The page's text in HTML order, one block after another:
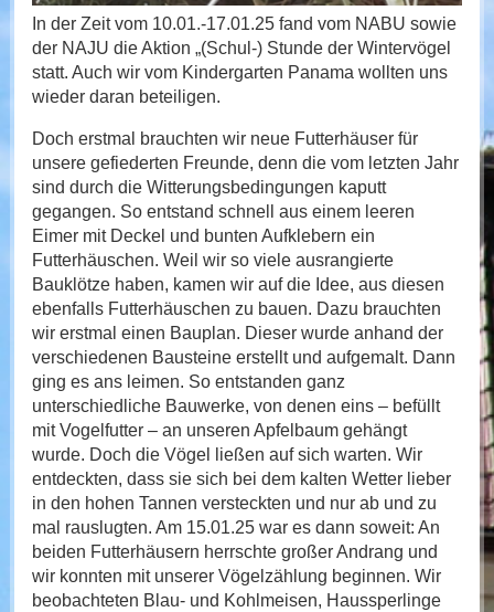
In der Zeit vom 10.01.-17.01.25 fand vom NABU sowie
der NAJU die Aktion „(Schul-) Stunde der Wintervögel
statt. Auch wir vom Kindergarten Panama wollten uns
wieder daran beteiligen.
Doch erstmal brauchten wir neue Futterhäuser für
unsere gefiederten Freunde, denn die vom letzten Jahr
sind durch die Witterungsbedingungen kaputt
gegangen. So entstand schnell aus einem leeren
Eimer mit Deckel und bunten Aufklebern ein
Futterhäuschen. Weil wir so viele ausrangierte
Bauklötze haben, kamen wir auf die Idee, aus diesen
ebenfalls Futterhäuschen zu bauen. Dazu brauchten
wir erstmal einen Bauplan. Dieser wurde anhand der
verschiedenen Bausteine erstellt und aufgemalt. Dann
ging es ans leimen. So entstanden ganz
unterschiedliche Bauwerke, von denen eins – befüllt
mit Vogelfutter – an unseren Apfelbaum gehängt
wurde. Doch die Vögel ließen auf sich warten. Wir
entdeckten, dass sie sich bei dem kalten Wetter lieber
in den hohen Tannen versteckten und nur ab und zu
mal rauslugten. Am 15.01.25 war es dann soweit: An
beiden Futterhäusern herrschte großer Andrang und
wir konnten mit unserer Vögelzählung beginnen. Wir
beobachteten Blau- und Kohlmeisen, Haussperlinge